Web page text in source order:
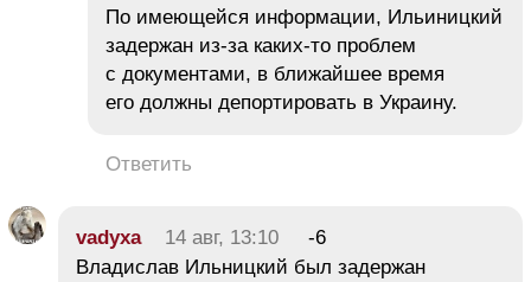
По имеющейся информации, Ильиницкий
задержан из-за каких-то проблем
с документами, в ближайшее время
его должны депортировать в Украину.
Ответить
vadyxa 14 авг, 13:10
-6
Владислав Ильницкий был задержан